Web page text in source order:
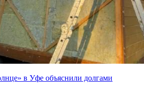
в Уфе объяснили долгами